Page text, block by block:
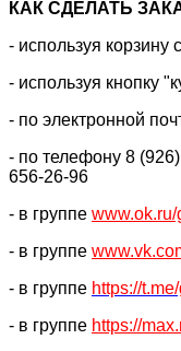
КАК CДЕЛАТЬ
- используя корзину
- используя кнопку
- по электронной
- по телефону 8
656-26-96
- в группе
- в группе
- в группе https://
- в группе https://